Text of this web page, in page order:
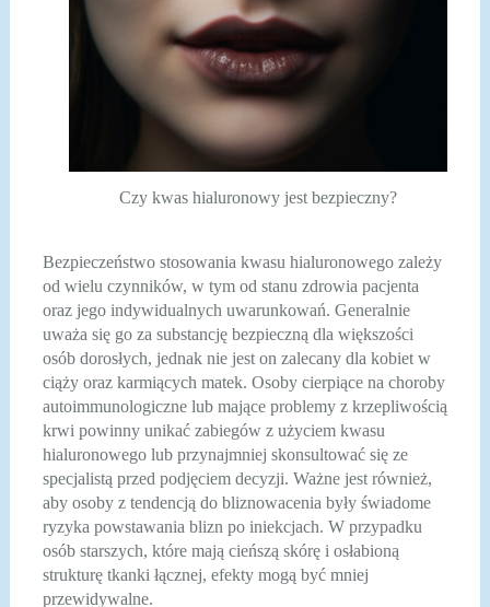
Czy kwas hialuronowy jest bezpieczny?
Bezpieczeństwo stosowania kwasu hialuronowego zależy
od wielu czynników, w tym od stanu zdrowia pacjenta
oraz jego indywidualnych uwarunkowań. Generalnie
uważa się go za substancję bezpieczną dla większości
osób dorosłych, jednak nie jest on zalecany dla kobiet w
ciąży oraz karmiących matek. Osoby cierpiące na choroby
autoimmunologiczne lub mające problemy z krzepliwością
krwi powinny unikać zabiegów z użyciem kwasu
hialuronowego lub przynajmniej skonsultować się ze
specjalistą przed podjęciem decyzji. Ważne jest również,
aby osoby z tendencją do bliznowacenia były świadome
ryzyka powstawania blizn po iniekcjach. W przypadku
osób starszych, które mają cieńszą skórę i osłabioną
strukturę tkanki łącznej, efekty mogą być mniej
przewidywalne.